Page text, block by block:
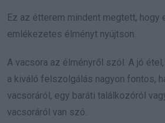
Ez az étterem mindent megtett, hogy
emlékezetes élményt nyújtson.
A vacsora az élményről szól. A jó
a kiváló felszolgálás nagyon fontos,
vacsoráról, egy baráti találkozóról
vacsoráról van szó.